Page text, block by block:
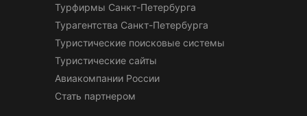
Турфирмы Санкт-Петербурга
Турагентства Санкт-Петербурга
Туристические поисковые системы
Туристические сайты
Авиакомпании России
Стать партнером